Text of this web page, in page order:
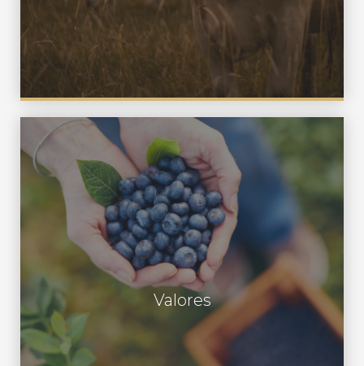
Valores
Respeto Honestidad Compromiso
Entusiasmo Lealtad Trabajo en equipo
Responsabilidad ambiental Ética
Profesional